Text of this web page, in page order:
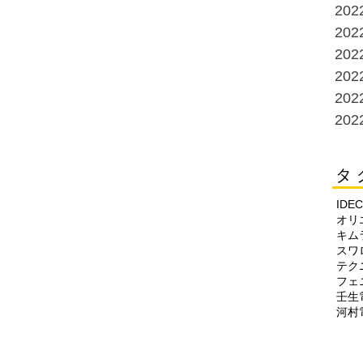
タ
IDEC
オリ
キム
スワ
テク
フェ
壬生
河村